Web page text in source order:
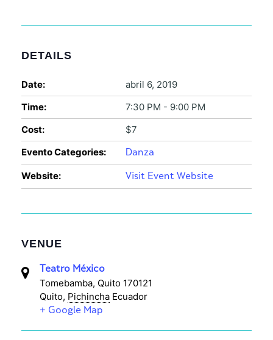
DETAILS
Date:
abril 6, 2019
Time:
7:30 PM - 9:00 PM
Cost:
$7
Evento Categories:
Danza
Website: Visit Event Website
VENUE
Teatro México
Tomebamba, Quito 170121
Quito, Pichincha Ecuador
+ Google Map